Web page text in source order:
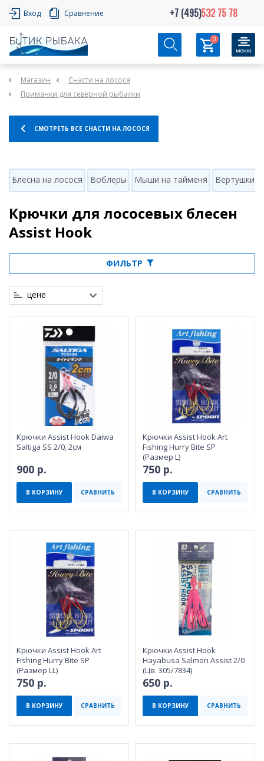
Вход Сравнение +7 (495)532 75 78
0
Магазин
Снасти на лосося
Приманки для северной рыбалки
СМОТРЕТЬ ВСЕ СНАСТИ НА ЛОСОСЯ
Блесна на лосося Воблеры Мыши на тайменя Вертушки
Крючки для лососевых блесен
Assist Hook
ФИЛЬТР
цене
Крючки Assist Hook Daiwa
Saltiga SS 2/0, 2см
900 р.
В КОРЗИНУ СРАВНИТЬ
Крючки Assist Hook Art
Fishing Hurry Bite SP
(Размер L)
750 р.
В КОРЗИНУ СРАВНИТЬ
Крючки Assist Hook Art
Fishing Hurry Bite SP
(Размер LL)
750 р.
В КОРЗИНУ СРАВНИТЬ
Крючки Assist Hook
Hayabusa Salmon Assist 2/0
(Цв. 305/7834)
650 р.
В КОРЗИНУ СРАВНИТЬ